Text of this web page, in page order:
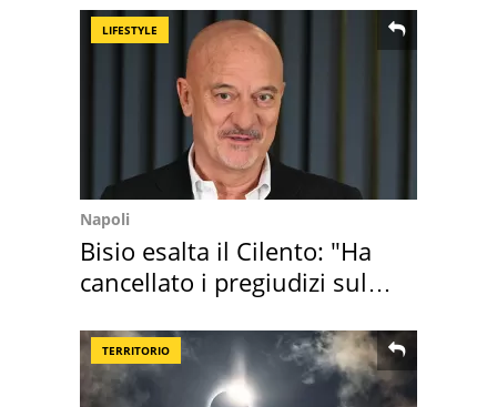
LIFESTYLE
Napoli
Bisio esalta il Cilento: "Ha
cancellato i pregiudizi sul
TERRITORIO